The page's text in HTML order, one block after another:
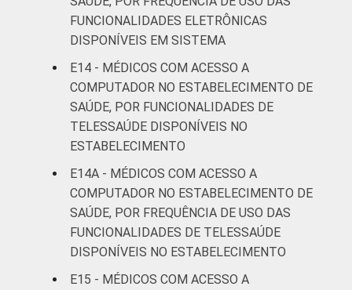
FUNCIONALIDADES ELETRÔNICAS
DISPONÍVEIS EM SISTEMA
E14 - MÉDICOS COM ACESSO A
COMPUTADOR NO ESTABELECIMENTO DE
SAÚDE, POR FUNCIONALIDADES DE
TELESSAÚDE DISPONÍVEIS NO
ESTABELECIMENTO
E14A - MÉDICOS COM ACESSO A
COMPUTADOR NO ESTABELECIMENTO DE
SAÚDE, POR FREQUÊNCIA DE USO DAS
FUNCIONALIDADES DE TELESSAÚDE
DISPONÍVEIS NO ESTABELECIMENTO
E15 - MÉDICOS COM ACESSO A